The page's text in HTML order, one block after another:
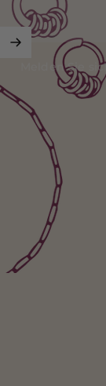
Melden Sie